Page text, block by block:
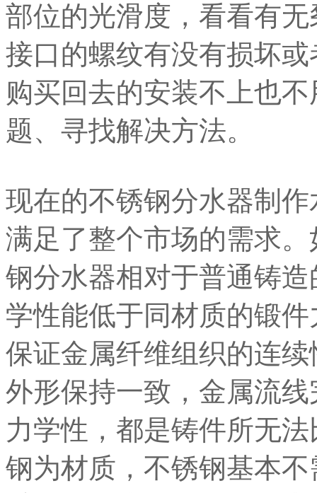
部位的光滑度，看看有
接口的螺纹有没有损坏
购买回去的安装不上也
题、寻找解决方法。
现在的不锈钢分水器制
满足了整个市场的需求
钢分水器相对于普通铸
学性能低于同材质的锻
保证金属纤维组织的连
外形保持一致，金属流
力学性，都是铸件所无
钢为材质，不锈钢基本